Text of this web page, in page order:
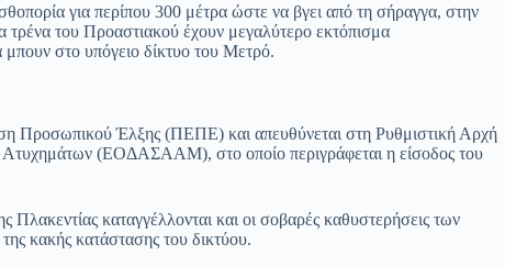
για περίπου 300 μέτρα ώστε να βγει από τη σήραγγα, στην
τρένα του Προαστιακού έχουν μεγαλύτερο εκτόπισμα
μπουν στο υπόγειο δίκτυο του Μετρό.
Προσωπικού Έλξης (ΠΕΠΕ) και απευθύνεται στη Ρυθμιστική Αρχή
(ΕΟΔΑΣΑΑΜ), στο οποίο περιγράφεται η είσοδος του
καταγγέλλονται και οι σοβαρές καθυστερήσεις των
κακής κατάστασης του δικτύου.